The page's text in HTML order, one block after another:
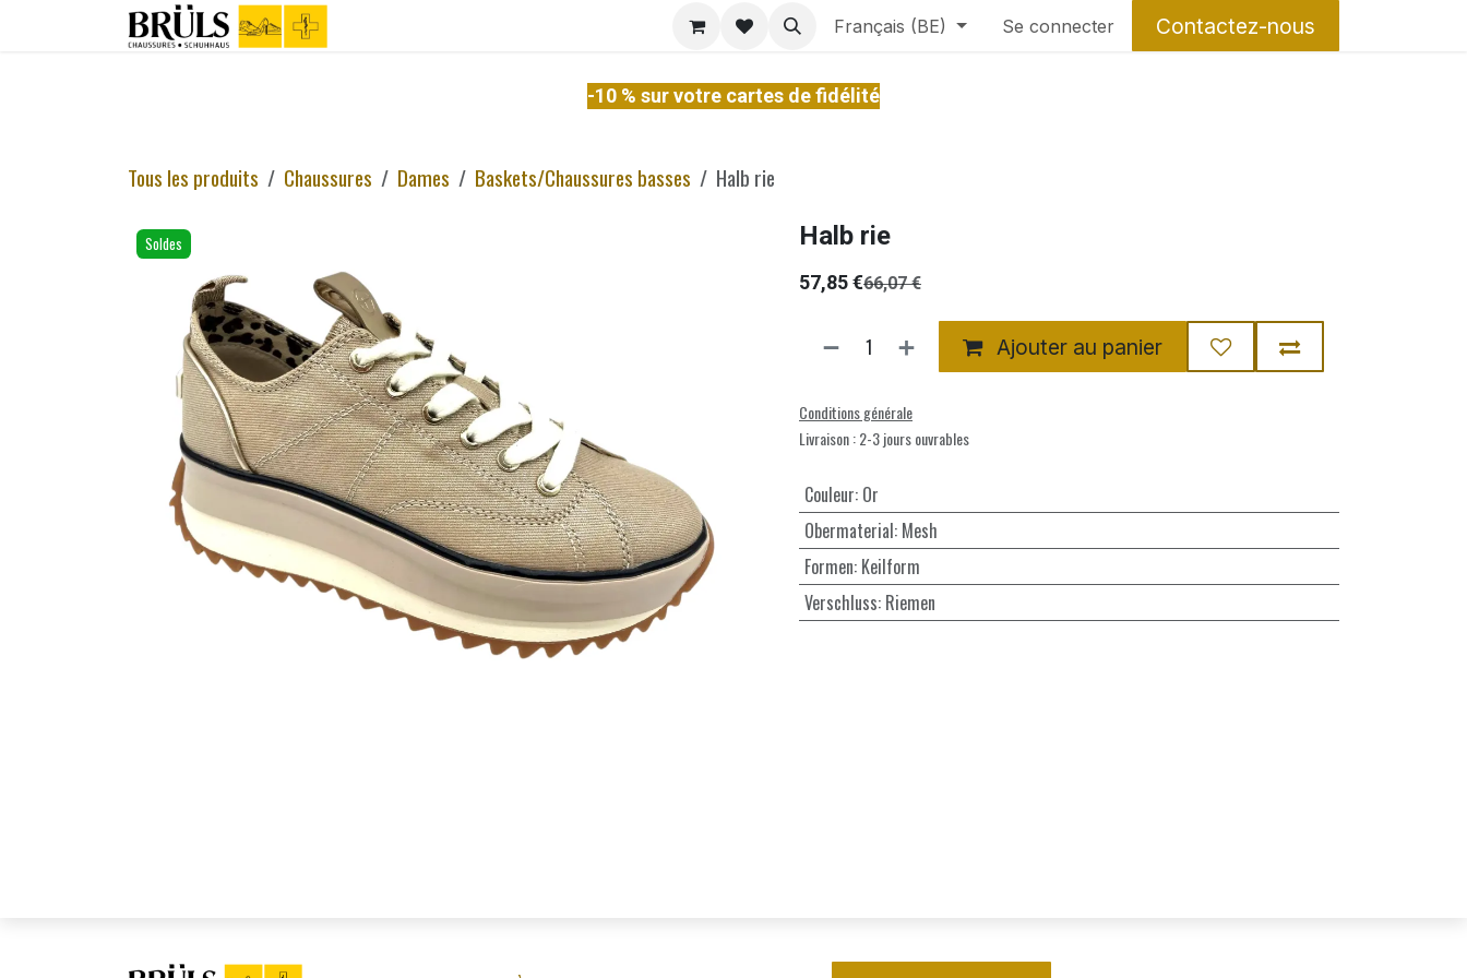
Se rendre au contenu Services Français (BE) Se connecter Contactez-nous
-10 % sur votre cartes de fidélité
Tous les produits Chaussures Dames Baskets/Chaussures basses Halb rie
Soldes Halb rie
57,85€66,07€
Ajouter au panier
Conditions générale
Livraison : 2-3 jours ouvrables
Couleur: Or
Obermaterial: Mesh
Formen: Keilform
Verschluss: Riemen